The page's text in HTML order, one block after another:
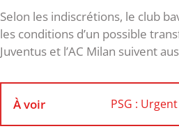
Selon les indiscrétions, le club
les conditions d’un possible
Juventus et l’AC Milan suivent
À voir PSG :